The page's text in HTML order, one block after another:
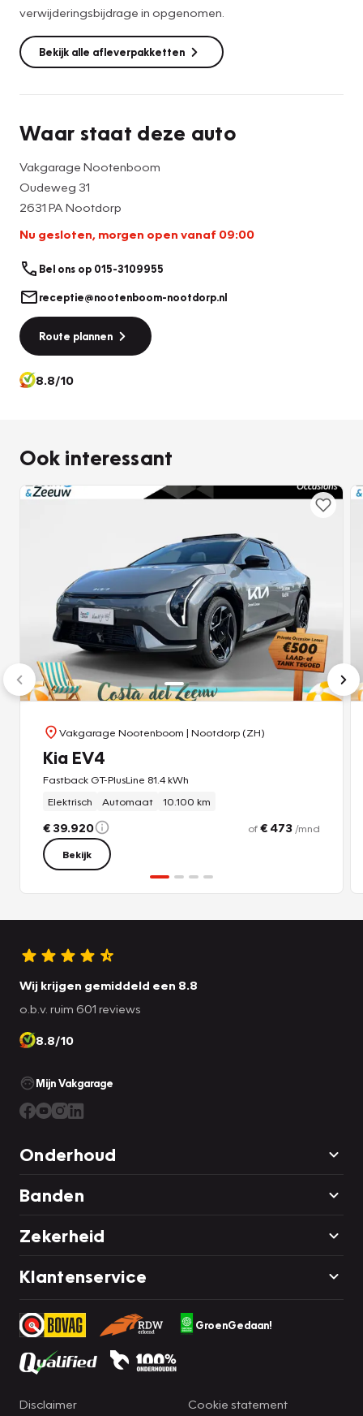
U kunt ons gerust bellen op 015 – 310 99 55 of mailen naar
sales-ndp@zeeuwenzeeuw.nl
Uiteraard kunt u ook bij ons altijd gewoon binnen wandelen,
verwijderingsbijdrage in opgenomen.
Bekijk alle afleverpakketten
Waar staat deze auto
Vakgarage Nootenboom
Oudeweg 31
2631 PA Nootdorp
Nu gesloten, morgen open vanaf 09:00
Bel ons op 015-3109955
receptie@nootenboom-nootdorp.nl
Route plannen
8.8/10
Ook interessant
Vakgarage Nootenboom | Nootdorp (ZH)
Kia EV4
Fastback GT-PlusLine 81.4 kWh
Elektrisch
Automaat 10.100 km
€ 39.920 of€ 473 /mnd
Bekijk
Wij krijgen gemiddeld een 8.8
o.b.v. ruim 601 reviews
8.8/10
Mijn Vakgarage
Onderhoud
Banden
Zekerheid
Klantenservice
GroenGedaan!
Disclaimer Cookie statement